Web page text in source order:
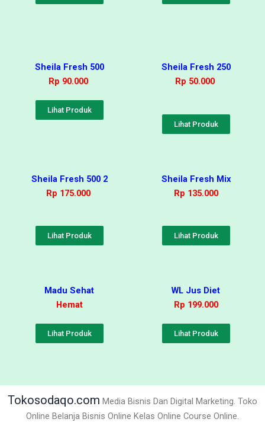
Sheila Fresh 500
Rp 90.000
Lihat Produk
Sheila Fresh 250
Rp 50.000
Lihat Produk
Sheila Fresh 500 2
Rp 175.000
Lihat Produk
Sheila Fresh Mix
Rp 135.000
Lihat Produk
Madu Sehat
Hemat
Lihat Produk
WL Jus Diet
Rp 199.000
Lihat Produk
Tokosodaqo.com Media Bisnis Dan Digital Marketing. Toko
Online Belanja Bisnis Online Kelas Online Course Online.